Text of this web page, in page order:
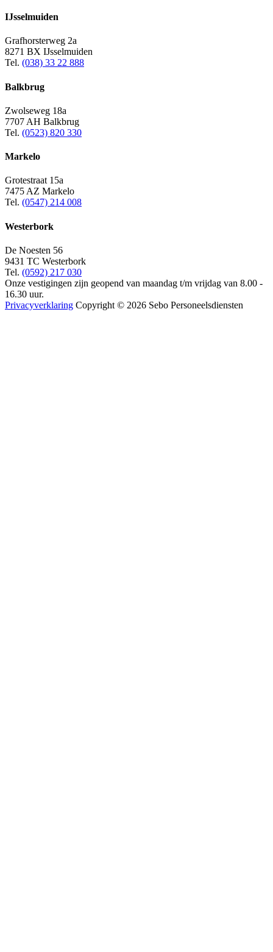
IJsselmuiden
Grafhorsterweg 2a
8271 BX IJsselmuiden
Tel. (038) 33 22 888
Balkbrug
Zwolseweg 18a
7707 AH Balkbrug
Tel. (0523) 820 330
Markelo
Grotestraat 15a
7475 AZ Markelo
Tel. (0547) 214 008
Westerbork
De Noesten 56
9431 TC Westerbork
Tel. (0592) 217 030
Onze vestigingen zijn geopend van maandag t/m vrijdag van 8.00 -
16.30 uur.
Privacyverklaring Copyright © 2026 Sebo Personeelsdiensten